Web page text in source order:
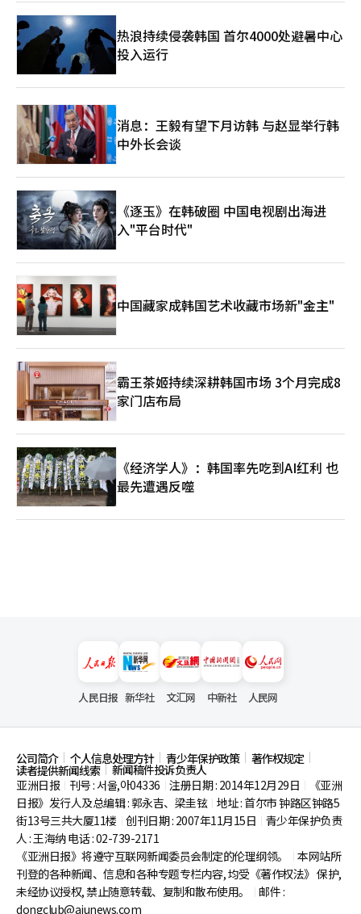
热浪持续侵袭韩国 首尔4000处避暑中心
投入运行
消息：王毅有望下月访韩 与赵显举行韩
中外长会谈
《逐玉》在韩破圈 中国电视剧出海进
入"平台时代"
中国藏家成韩国艺术收藏市场新"金主"
霸王茶姬持续深耕韩国市场 3个月完成8
家门店布局
《经济学人》：韩国率先吃到AI红利 也
最先遭遇反噬
人民日报 新华社 文汇网 中新社 人民网
公司简介 个人信息处理方针 青少年保护政策 著作权规定
读者提供新闻线索
新闻稿件投诉负责人
亚洲日报
刊号 : 서울,아04336 注册日期 : 2014年12月29日
《亚洲
日报》发行人及总编辑 : 郭永吉、梁圭铉 地址 : 首尔市钟路区钟路5
街13号三共大厦11楼 创刊日期 : 2007年11月15日
青少年保护负责
人 : 王海纳 电话 : 02-739-2171
《亚洲日报》将遵守互联网新闻委员会制定的伦理纲领。
本网站所
刊登的各种新闻、信息和各种专题专栏内容, 均受《著作权法》 保护,
未经协议授权, 禁止随意转载、复制和散布使用。
邮件 :
dongclub@ajunews.com